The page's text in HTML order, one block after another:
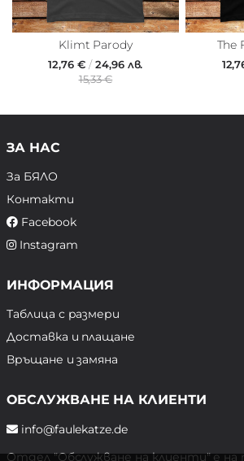
Klimt Parody
12,76 € /24,96 лв.
15,33 €
The
ЗА НАС
За БЯЛО
Контакти
Facebook
Instagram
ИНФОРМАЦИЯ
Таблица с размери
Доставка и плащане
Връщане и замяна
ОБСЛУЖВАНЕ НА КЛИЕНТИ
info@faulekatze.de
Отдел "Обслужване на клиенти" е на